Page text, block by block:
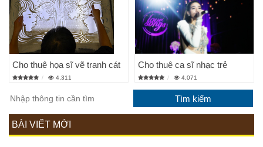
Cho thuê họa sĩ vẽ tranh cát
4,311
Cho thuê ca sĩ nhạc trẻ
4,071
BÀI VIẾT MỚI